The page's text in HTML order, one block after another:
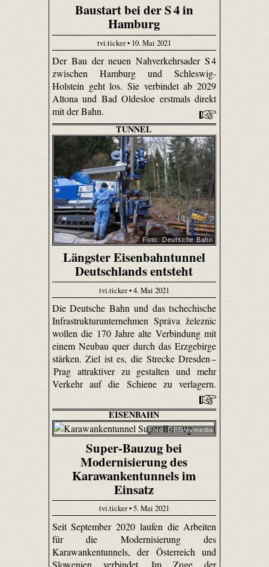
Baustart bei der S 4 in
Hamburg
tvi.ticker • 10. Mai 2021
Der Bau der neuen Nahverkehrsader S 4
zwischen Hamburg und Schleswig-
Holstein geht los. Sie verbindet ab 2029
Altona und Bad Oldesloe erstmals direkt
mit der Bahn.
TUNNEL
Foto: Deutsche Bahn
Längster Eisenbahntunnel
Deutschlands entsteht
tvi.ticker • 4. Mai 2021
Die Deutsche Bahn und das tschechische
Infrastrukturunternehmen Správa železnic
wollen die 170 Jahre alte Verbindung mit
einem Neubau quer durch das Erzgebirge
stärken. Ziel ist es, die Strecke Dresden –
Prag attraktiver zu gestalten und mehr
Verkehr auf die Schiene zu verlagern.
EISENBAHN
Foto: ÖBB/evmedia
Super-Bauzug bei
Modernisierung des
Karawankentunnels im
Einsatz
tvi.ticker • 5. Mai 2021
Seit September 2020 laufen die Arbeiten
für die Modernisierung des
Karawankentunnels, der Österreich und
Slowenien verbindet. Im Zuge der